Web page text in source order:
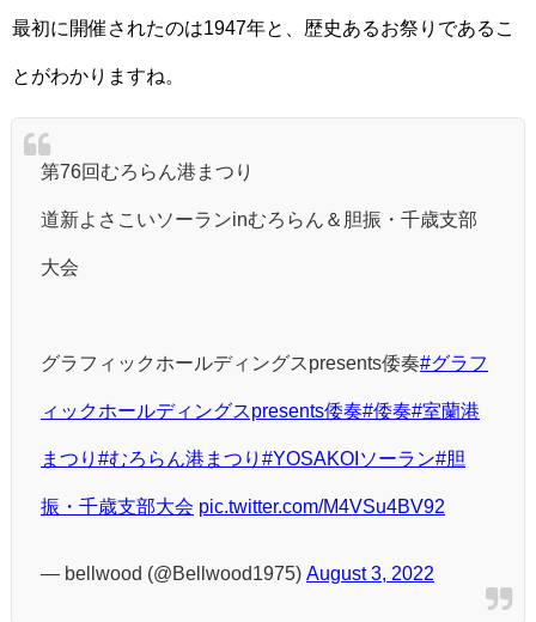
最初に開催されたのは1947年と、歴史あるお祭りであるこ
とがわかりますね。
第76回むろらん港まつり
道新よさこいソーランinむろらん＆胆振・千歳支部
大会
グラフィックホールディングスpresents倭奏#グラフ
ィックホールディングスpresents倭奏#倭奏#室蘭港
まつり #むろらん港まつり #YOSAKOIソーラン#胆
振・千歳支部大会 pic.twitter.com/M4VSu4BV92
— bellwood (@Bellwood1975) August 3, 2022